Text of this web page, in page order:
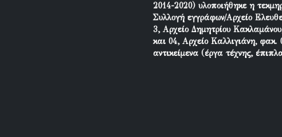
2014-2020) υλοποιήθηκε η
Συλλογή εγγράφων/Αρχείο
3, Αρχείο Δημητρίου
και 04, Αρχείο Καλλιγιάνη,
αντικείμενα (έργα τέχνης,